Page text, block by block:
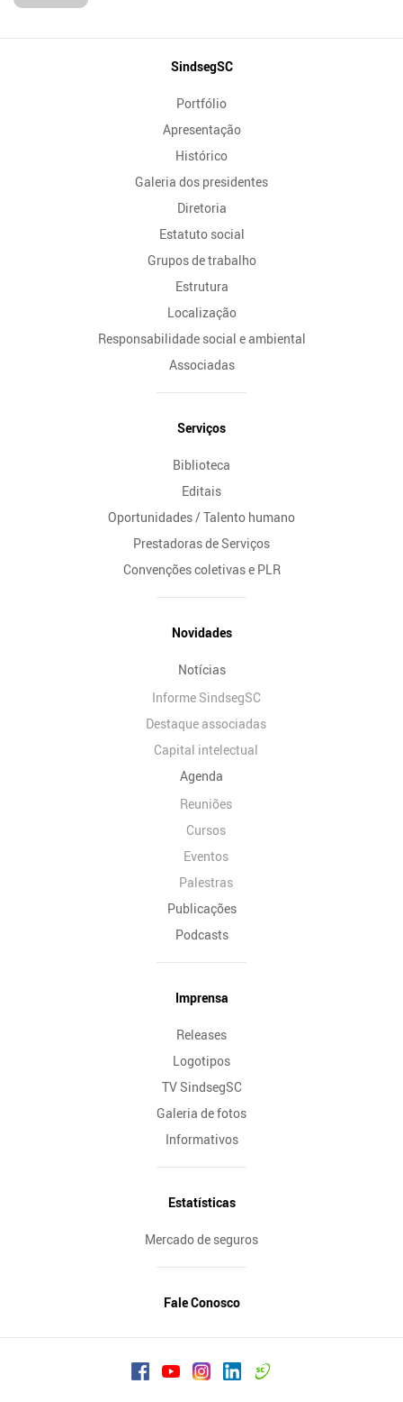
SindsegSC
Portfólio
Apresentação
Histórico
Galeria dos presidentes
Diretoria
Estatuto social
Grupos de trabalho
Estrutura
Localização
Responsabilidade social e ambiental
Associadas
Serviços
Biblioteca
Editais
Oportunidades / Talento humano
Prestadoras de Serviços
Convenções coletivas e PLR
Novidades
Notícias
Informe SindsegSC
Destaque associadas
Capital intelectual
Agenda
Reuniões
Cursos
Eventos
Palestras
Publicações
Podcasts
Imprensa
Releases
Logotipos
TV SindsegSC
Galeria de fotos
Informativos
Estatísticas
Mercado de seguros
Fale Conosco